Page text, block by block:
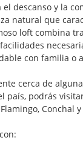
el descanso y la
natural que
loft combina
con familia o
cerca de
país, podrás
Conchal